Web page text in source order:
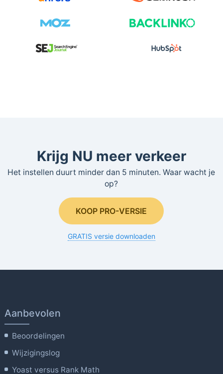
Krijg NU meer verkeer
Het instellen duurt minder dan 5 minuten. Waar wacht je
op?
KOOP PRO-VERSIE
GRATIS versie downloaden
Aanbevolen
Beoordelingen
Wijzigingslog
Yoast versus Rank Math